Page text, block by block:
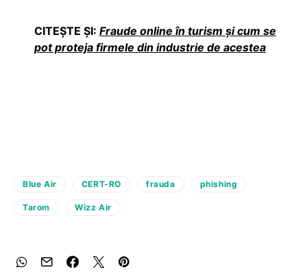
CITEȘTE ȘI: Fraude online în turism și cum se
pot proteja firmele din industrie de acestea
Blue Air CERT-RO frauda phishing
Tarom Wizz Air